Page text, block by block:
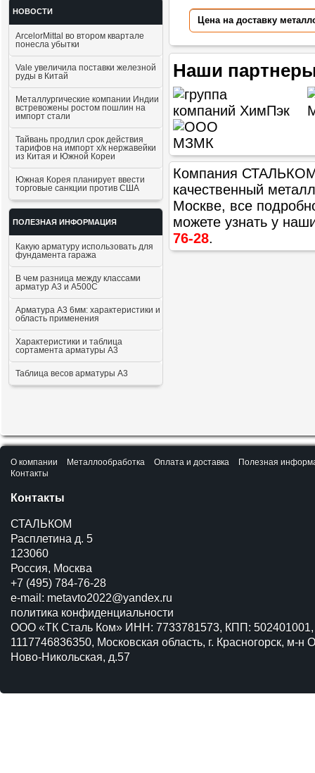
НОВОСТИ
ArcelorMittal во втором квартале
понесла убытки
Vale увеличила поставки железной
руды в Китай
Металлургические компании Индии
встревожены ростом пошлин на
импорт стали
Тайвань продлил срок действия
тарифов на импорт х/к нержавейки
из Китая и Южной Кореи
Южная Корея планирует ввести
торговые санкции против США
ПОЛЕЗНАЯ ИНФОРМАЦИЯ
Какую арматуру использовать для
фундамента гаража
В чем разница между классами
арматур А3 и А500С
Арматура А3 6мм: характеристики и
область применения
Характеристики и таблица
сортамента арматуры А3
Таблица весов арматуры А3
Цена на доставку
Наши
Компания СТАЛЬКОМ
качественный
Москве, все
можете узнать у
76-28.
О компании Металлообработка Оплата и доставка
Полезная
Контакты
Контакты
СТАЛЬКОМ
Расплетина д. 5
123060
Россия, Москва
+7 (495) 784-76-28
e-mail: metavto2022@yandex.ru
политика конфиденциальности
ООО «ТК Сталь Ком» ИНН: 7733781573, КПП:
1117746836350, Московская область, г. Красногорск, м-н
Ново-Никольская, д.57